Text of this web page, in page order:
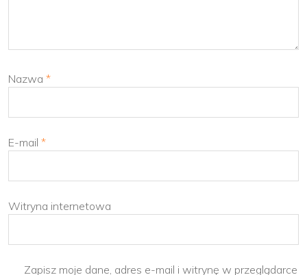
Nazwa *
E-mail *
Witryna internetowa
Zapisz moje dane, adres e-mail i witrynę w przeglądarce